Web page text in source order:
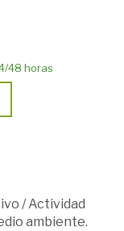
48 horas
/Actividad
ambiente.